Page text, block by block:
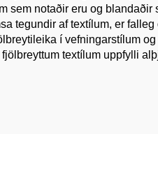
notaðir eru og
tegundir af textílum, er
í vefningarstílum
textílum uppfylli